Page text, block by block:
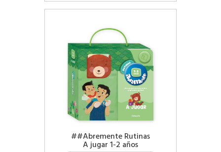
##Abremente Rutinas
A jugar 1-2 años